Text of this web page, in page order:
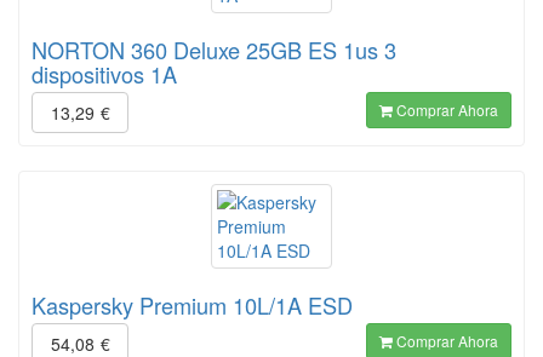
NORTON 360 Deluxe 25GB ES 1us 3
dispositivos 1A
13,29 € Comprar Ahora
Kaspersky Premium 10L/1A ESD
54,08 € Comprar Ahora